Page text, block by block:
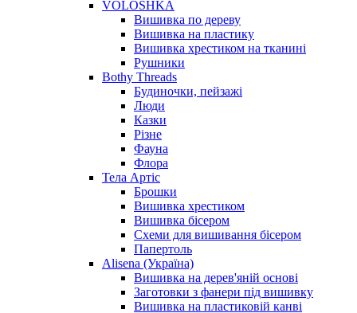
VOLOSHKA
Вишивка по дереву
Вишивка на пластику
Вишивка хрестиком на тканині
Рушники
Bothy Threads
Будиночки, пейзажі
Люди
Казки
Різне
Фауна
Флора
Тела Артіс
Брошки
Вишивка хрестиком
Вишивка бісером
Схеми для вишивання бісером
Папертоль
Alisena (Україна)
Вишивка на дерев'яній основі
Заготовки з фанери під вишивку
Вишивка на пластиковій канві